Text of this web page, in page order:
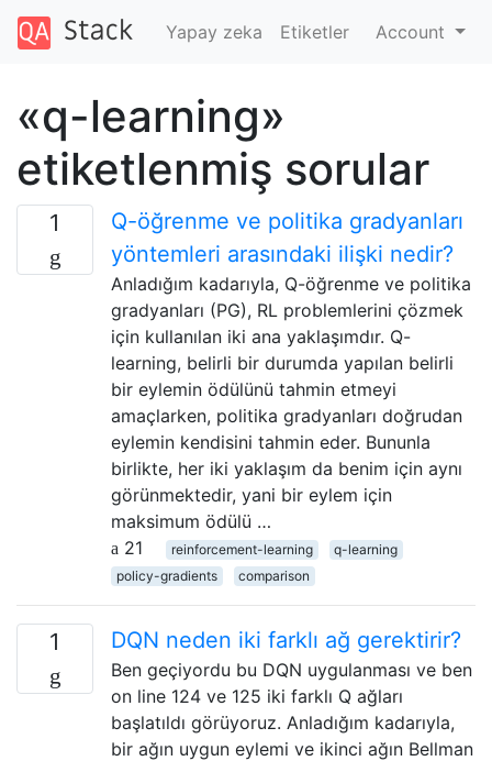
Yapay zeka Etiketler Account
«q-learning»
etiketlenmiş sorular
1
Q-öğrenme ve politika gradyanları
yöntemleri arasındaki ilişki nedir?
Anladığım kadarıyla, Q-öğrenme ve politika
gradyanları (PG), RL problemlerini çözmek
için kullanılan iki ana yaklaşımdır. Q-
learning, belirli bir durumda yapılan belirli
bir eylemin ödülünü tahmin etmeyi
amaçlarken, politika gradyanları doğrudan
eylemin kendisini tahmin eder. Bununla
birlikte, her iki yaklaşım da benim için aynı
görünmektedir, yani bir eylem için
maksimum ödülü …
21
reinforcement-learning
q-learning
policy-gradients
comparison
1 DQN neden iki farklı ağ gerektirir?
Ben geçiyordu bu DQN uygulanması ve ben
on line 124 ve 125 iki farklı Q ağları
başlatıldı görüyoruz. Anladığım kadarıyla,
bir ağın uygun eylemi ve ikinci ağın Bellman